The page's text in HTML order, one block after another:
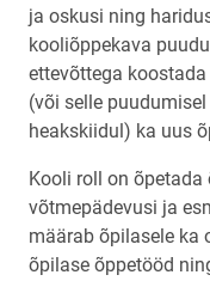
ja oskusi ning
kooliõppekava
ettevõttega
(või selle
heakskiidul) ka uus
Kooli roll on
võtmepädevusi ja
määrab õpilasele ka
õpilase õppetööd